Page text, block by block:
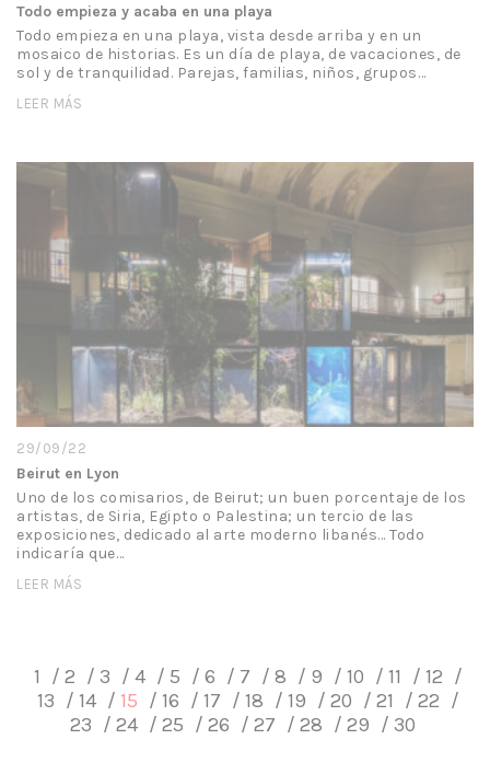
Todo empieza y acaba en una playa
Todo empieza en una playa, vista desde arriba y en un
mosaico de historias. Es un día de playa, de vacaciones, de
sol y de tranquilidad. Parejas, familias, niños, grupos…
LEER MÁS
29/09/22
Beirut en Lyon
Uno de los comisarios, de Beirut; un buen porcentaje de los
artistas, de Siria, Egipto o Palestina; un tercio de las
exposiciones, dedicado al arte moderno libanés… Todo
indicaría que…
LEER MÁS
1 2 3 4 5 6 7 8 9 10 11
12
13
14 15 16 17 18 19 20 21
22
23
24 25 26 27 28 29 30